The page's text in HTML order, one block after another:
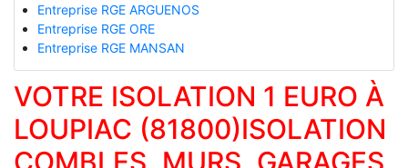
Entreprise RGE ARGUENOS
Entreprise RGE ORE
Entreprise RGE MANSAN
VOTRE ISOLATION 1 EURO À
LOUPIAC (81800)ISOLATION
COMBLES, MURS, GARAGES,